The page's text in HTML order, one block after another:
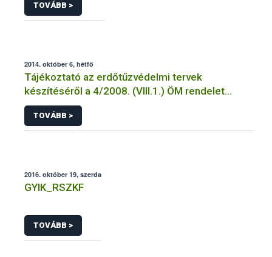
TOVÁBB >
2014. október 6, hétfő
Tájékoztató az erdőtűzvédelmi tervek
készítéséről a 4/2008. (VIII.1.) ÖM rendelet
előírásai alapján
TOVÁBB >
2016. október 19, szerda
GYIK_RSZKF
TOVÁBB >